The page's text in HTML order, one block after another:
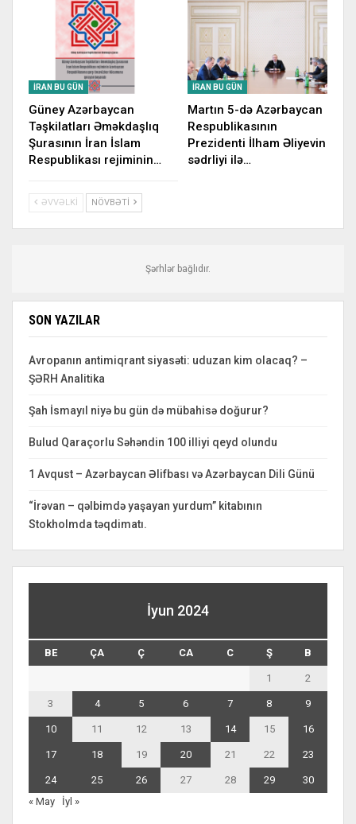
İRAN BU GÜN
Güney Azərbaycan
Təşkilatları Əməkdaşlıq
Şurasının İran İslam
Respublikası rejiminin…
İRAN BU GÜN
Martın 5-də Azərbaycan
Respublikasının
Prezidenti İlham Əliyevin
sədrliyi ilə…
ƏVVƏLKI NÖVBƏTI
Şərhlər bağlıdır.
SON YAZILAR
Avropanın antimiqrant siyasəti: uduzan kim olacaq? –
ŞƏRH Analitika
Şah İsmayıl niyə bu gün də mübahisə doğurur?
Bulud Qaraçorlu Səhəndin 100 illiyi qeyd olundu
1 Avqust – Azərbaycan Əlifbası və Azərbaycan Dili Günü
“İrəvan – qəlbimdə yaşayan yurdum” kitabının
Stokholmda təqdimatı.
İyun 2024
BE ÇA Ç CA C Ş B
1 2
3 4 5 6 7 8 9
10 11 12 13 14 15 16
17 18 19 20 21 22 23
24 25 26 27 28 29
30
« May
İyl »